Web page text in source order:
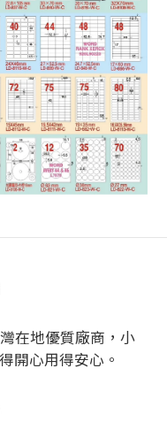
在地優質廠商，小
開心用得安心。